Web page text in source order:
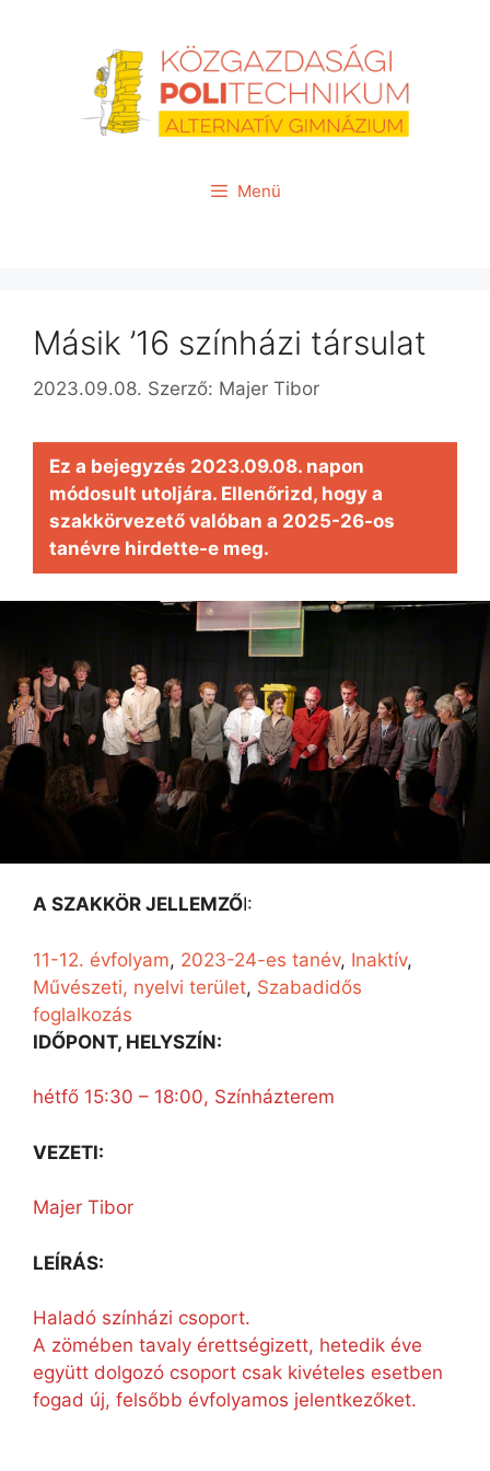
Menü
Másik ’16 színházi társulat
2023.09.08. Szerző: Majer Tibor
Ez a bejegyzés 2023.09.08. napon
módosult utoljára. Ellenőrizd, hogy a
szakkörvezető valóban a 2025-26-os
tanévre hirdette-e meg.
A SZAKKÖR JELLEMZŐI:
11-12. évfolyam, 2023-24-es tanév, Inaktív
Művészeti, nyelvi terület, Szabadidős
foglalkozás
IDŐPONT, HELYSZÍN:
hétfő 15:30 – 18:00, Színházterem
VEZETI:
Majer Tibor
LEÍRÁS:
Haladó színházi csoport.
A zömében tavaly érettségizett, hetedik éve
együtt dolgozó csoport csak kivételes esetben
fogad új, felsőbb évfolyamos jelentkezőket.